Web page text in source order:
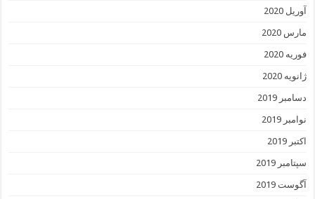
آوریل 2020
مارس 2020
فوریه 2020
ژانویه 2020
دسامبر 2019
نوامبر 2019
اکتبر 2019
سپتامبر 2019
آگوست 2019